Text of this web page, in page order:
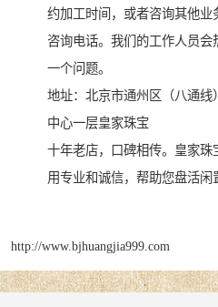
约加工时间，或者咨询其他
咨询电话。我们的工作人员
一个问题。
地址：北京市通州区（八通
中心一层皇家珠宝
十年老店，口碑相传。皇家珠
用专业和诚信，帮助您盘活闲
http://www.bjhuangjia999.com